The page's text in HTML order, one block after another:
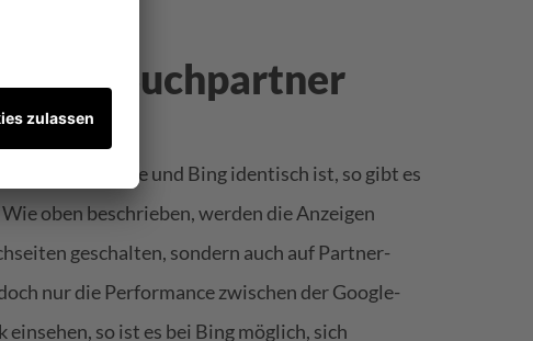
über Suchpartner
bei Google und Bing identisch ist, so gibt es
oben beschrieben, werden die Anzeigen
geschalten, sondern auch auf Partner-
nur die Performance zwischen der Google-
so ist es bei Bing möglich, sich